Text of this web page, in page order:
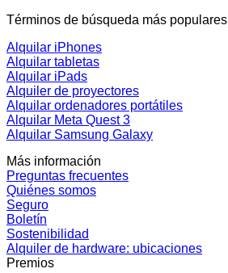
Términos de búsqueda más populares
Alquilar iPhones
Alquilar tabletas
Alquilar iPads
Alquiler de proyectores
Alquilar ordenadores portátiles
Alquilar Meta Quest 3
Alquilar Samsung Galaxy
Más información
Preguntas frecuentes
Quiénes somos
Seguro
Boletín
Sostenibilidad
Alquiler de hardware: ubicaciones
Premios